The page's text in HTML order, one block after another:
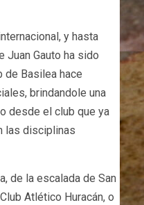
y hasta
Juan Gauto ha sido
de Basilea hace
brindandole una
desde el club que ya
las disciplinas
de la escalada de San
Atlético Huracán, o